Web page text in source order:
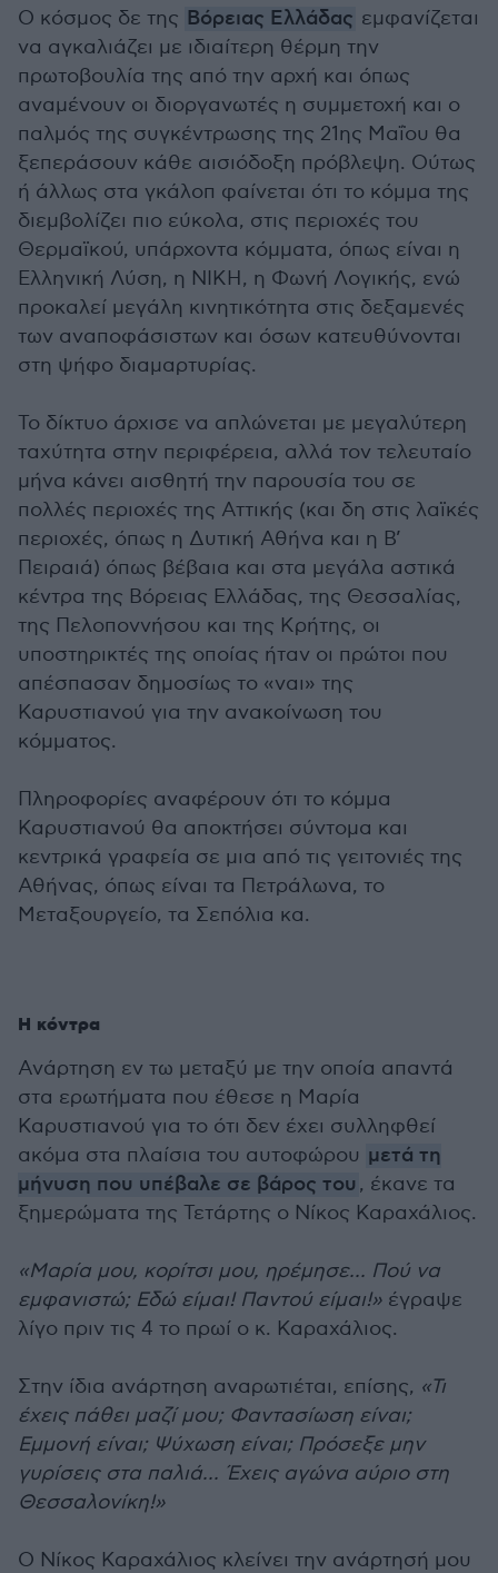
Ο κόσμος δε της Βόρειας Ελλάδας εμφανίζεται
να αγκαλιάζει με ιδιαίτερη θέρμη την
πρωτοβουλία της από την αρχή και όπως
αναμένουν οι διοργανωτές η συμμετοχή και ο
παλμός της συγκέντρωσης της 21ης Μαΐου θα
ξεπεράσουν κάθε αισιόδοξη πρόβλεψη. Ούτως
ή άλλως στα γκάλοπ φαίνεται ότι το κόμμα της
διεμβολίζει πιο εύκολα, στις περιοχές του
Θερμαϊκού, υπάρχοντα κόμματα, όπως είναι η
Ελληνική Λύση, η ΝΙΚΗ, η Φωνή Λογικής, ενώ
προκαλεί μεγάλη κινητικότητα στις δεξαμενές
των αναποφάσιστων και όσων κατευθύνονται
στη ψήφο διαμαρτυρίας.
Το δίκτυο άρχισε να απλώνεται με μεγαλύτερη
ταχύτητα στην περιφέρεια, αλλά τον τελευταίο
μήνα κάνει αισθητή την παρουσία του σε
πολλές περιοχές της Αττικής (και δη στις λαϊκές
περιοχές, όπως η Δυτική Αθήνα και η Β’
Πειραιά) όπως βέβαια και στα μεγάλα αστικά
κέντρα της Βόρειας Ελλάδας, της Θεσσαλίας,
της Πελοποννήσου και της Κρήτης, οι
υποστηρικτές της οποίας ήταν οι πρώτοι που
απέσπασαν δημοσίως το «ναι» της
Καρυστιανού για την ανακοίνωση του
κόμματος.
Πληροφορίες αναφέρουν ότι το κόμμα
Καρυστιανού θα αποκτήσει σύντομα και
κεντρικά γραφεία σε μια από τις γειτονιές της
Αθήνας, όπως είναι τα Πετράλωνα, το
Μεταξουργείο, τα Σεπόλια κα.
Η κόντρα
Ανάρτηση εν τω μεταξύ με την οποία απαντά
στα ερωτήματα που έθεσε η Μαρία
Καρυστιανού για το ότι δεν έχει συλληφθεί
ακόμα στα πλαίσια του αυτοφώρου μετά τη
μήνυση που υπέβαλε σε βάρος του , έκανε τα
ξημερώματα της Τετάρτης ο Νίκος Καραχάλιος.
«Μαρία μου, κορίτσι μου, ηρέμησε... Πού να
εμφανιστώ; Εδώ είμαι! Παντού είμαι!» έγραψε
λίγο πριν τις 4 το πρωί ο κ. Καραχάλιος.
Στην ίδια ανάρτηση αναρωτιέται, επίσης, «Τι
έχεις πάθει μαζί μου; Φαντασίωση είναι;
Εμμονή είναι; Ψύχωση είναι; Πρόσεξε μην
γυρίσεις στα παλιά... Έχεις αγώνα αύριο στη
Θεσσαλονίκη!»
Ο Νίκος Καραχάλιος κλείνει την ανάρτησή μου